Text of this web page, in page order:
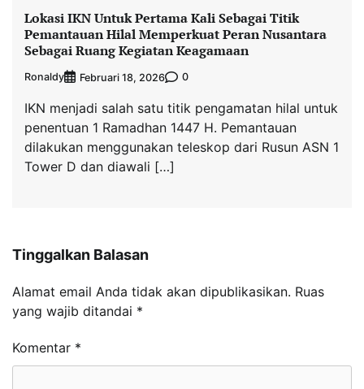
Lokasi IKN Untuk Pertama Kali Sebagai Titik
Pemantauan Hilal Memperkuat Peran Nusantara
Sebagai Ruang Kegiatan Keagamaan
Ronaldy Februari 18, 2026 0
IKN menjadi salah satu titik pengamatan hilal untuk
penentuan 1 Ramadhan 1447 H. Pemantauan
dilakukan menggunakan teleskop dari Rusun ASN 1
Tower D dan diawali […]
Tinggalkan Balasan
Alamat email Anda tidak akan dipublikasikan. Ruas
yang wajib ditandai *
Komentar *